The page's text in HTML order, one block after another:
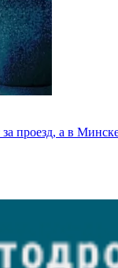
проезд, а в